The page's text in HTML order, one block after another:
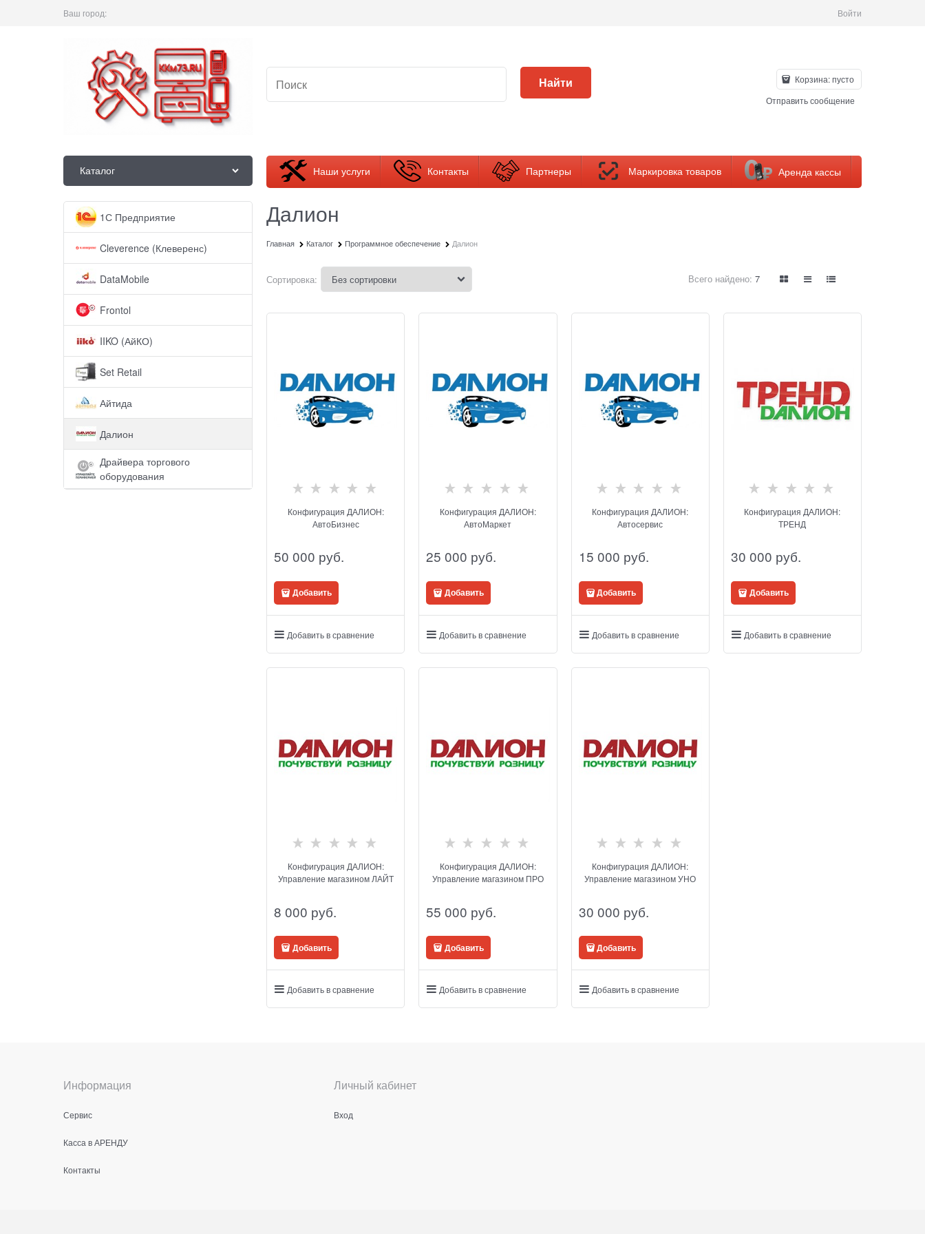
Ваш город: Войти
Найти Корзина:пусто
Отправить сообщение
Каталог Наши услуги Контакты Партнеры Маркировка товаров Аренда кассы
1С Предприятие
Cleverence (Клеверенс)
DataMobile
Frontol
IIKO (АйКО)
Set Retail
Айтида
Далион
Драйвера торгового
оборудования
Далион
Главная Каталог Программное обеспечение Далион
Сортировка: Всего найдено: 7
Конфигурация ДАЛИОН:
АвтоБизнес
50 000 руб.
Добавить
Добавить в сравнение
Конфигурация ДАЛИОН:
АвтоМаркет
25 000 руб.
Добавить
Добавить в сравнение
Конфигурация ДАЛИОН:
Автосервис
15 000 руб.
Добавить
Добавить в сравнение
Конфигурация ДАЛИОН:
ТРЕНД
30 000 руб.
Добавить
Добавить в сравнение
Конфигурация ДАЛИОН:
Управление магазином ЛАЙТ
8 000 руб.
Добавить
Добавить в сравнение
Конфигурация ДАЛИОН:
Управление магазином ПРО
55 000 руб.
Добавить
Добавить в сравнение
Конфигурация ДАЛИОН:
Управление магазином УНО
30 000 руб.
Добавить
Добавить в сравнение
Информация
Сервис
Касса в АРЕНДУ
Контакты
Личный кабинет
Вход